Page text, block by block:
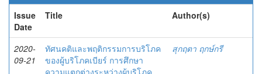
Issue
Date
Title Author(s)
2020-
09-21
ทัศนคติและพฤติกรรมการบริโภค
ของผู้บริโภคเบียร์ การศึกษา
ความแตกต่างระหว่างผู้บริโภค
สุกฤตา ฤกษ์กรี